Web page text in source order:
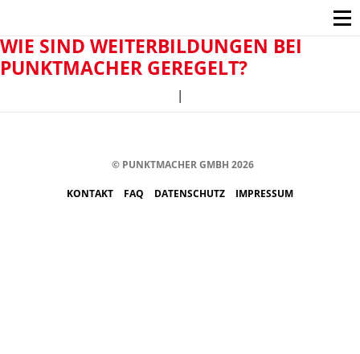
WIE SIND WEITERBILDUNGEN BEI
PUNKTMACHER GEREGELT?
|
© PUNKTMACHER GMBH 2026
KONTAKT FAQ DATENSCHUTZ IMPRESSUM